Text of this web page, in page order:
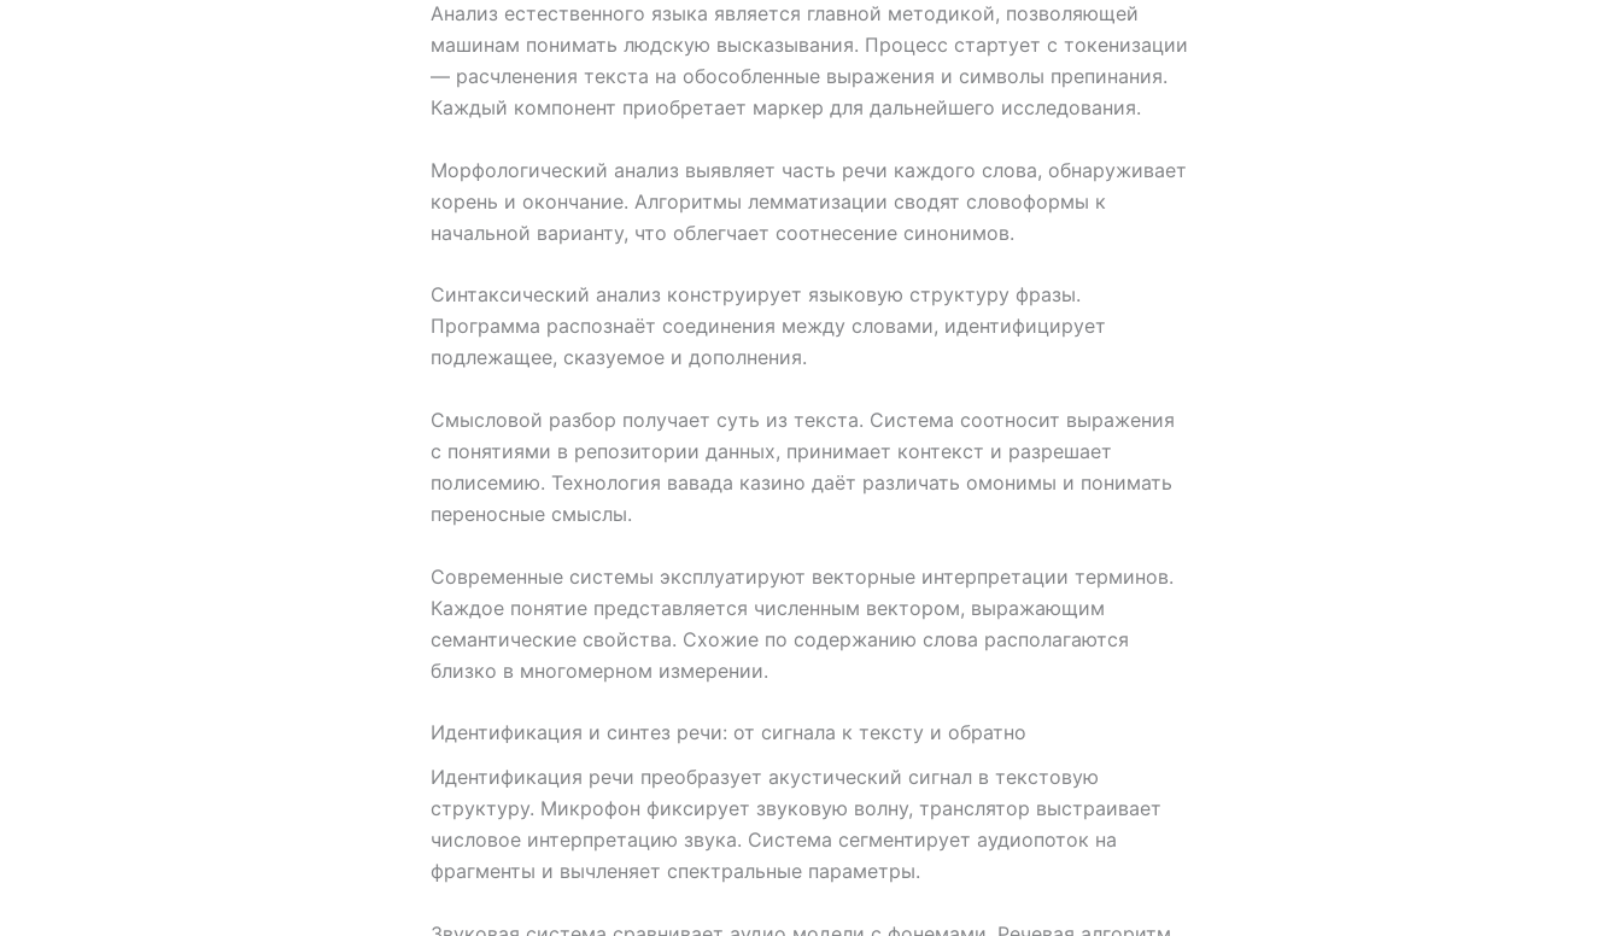
Анализ естественного языка является главной методикой, позволяющей
машинам понимать людскую высказывания. Процесс стартует с токенизации
— расчленения текста на обособленные выражения и символы препинания.
Каждый компонент приобретает маркер для дальнейшего исследования.
Морфологический анализ выявляет часть речи каждого слова, обнаруживает
корень и окончание. Алгоритмы лемматизации сводят словоформы к
начальной варианту, что облегчает соотнесение синонимов.
Синтаксический анализ конструирует языковую структуру фразы.
Программа распознаёт соединения между словами, идентифицирует
подлежащее, сказуемое и дополнения.
Смысловой разбор получает суть из текста. Система соотносит выражения
с понятиями в репозитории данных, принимает контекст и разрешает
полисемию. Технология вавада казино даёт различать омонимы и понимать
переносные смыслы.
Современные системы эксплуатируют векторные интерпретации терминов.
Каждое понятие представляется численным вектором, выражающим
семантические свойства. Схожие по содержанию слова располагаются
близко в многомерном измерении.
Идентификация и синтез речи: от сигнала к тексту и обратно
Идентификация речи преобразует акустический сигнал в текстовую
структуру. Микрофон фиксирует звуковую волну, транслятор выстраивает
числовое интерпретацию звука. Система сегментирует аудиопоток на
фрагменты и вычленяет спектральные параметры.